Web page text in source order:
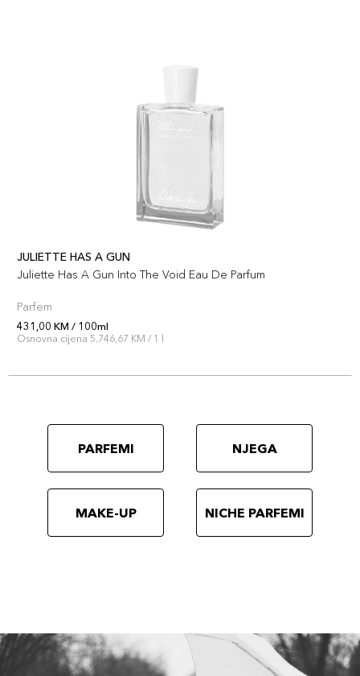
JULIETTE HAS A GUN
Juliette Has A Gun Into The Void Eau De Parfum
Parfem
431,00 KM / 100ml
Osnovna cijena 5.746,67 KM / 1 l
PARFEMI NJEGA
MAKE-UP NICHE PARFEMI